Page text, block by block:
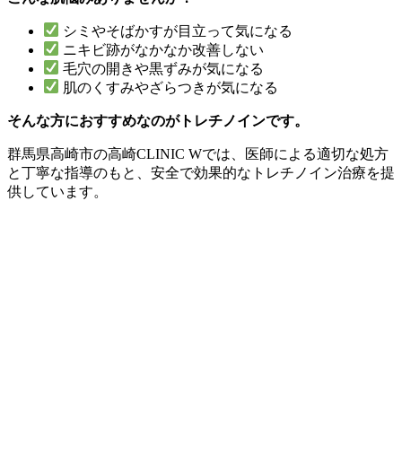
シミやそばかすが目立って気になる
ニキビ跡がなかなか改善しない
毛穴の開きや黒ずみが気になる
肌のくすみやざらつきが気になる
そんな方におすすめなのがトレチノインです。
群馬県高崎市の高崎CLINIC Wでは、医師による適切な処方
と丁寧な指導のもと、安全で効果的なトレチノイン治療を提
供しています。